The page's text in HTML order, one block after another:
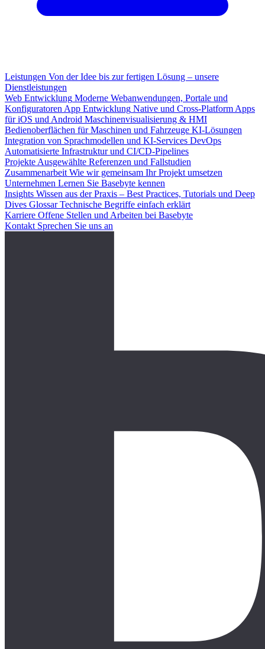
Leistungen Von der Idee bis zur fertigen Lösung – unsere
Dienstleistungen
Web Entwicklung Moderne Webanwendungen, Portale und
Konfiguratoren App Entwicklung Native und Cross-Platform Apps
für iOS und Android Maschinenvisualisierung & HMI
Bedienoberflächen für Maschinen und Fahrzeuge KI-Lösungen
Integration von Sprachmodellen und KI-Services DevOps
Automatisierte Infrastruktur und CI/CD-Pipelines
Projekte Ausgewählte Referenzen und Fallstudien
Zusammenarbeit Wie wir gemeinsam Ihr Projekt umsetzen
Unternehmen Lernen Sie Basebyte kennen
Insights Wissen aus der Praxis – Best Practices, Tutorials und Deep
Dives Glossar Technische Begriffe einfach erklärt
Karriere Offene Stellen und Arbeiten bei Basebyte
Kontakt Sprechen Sie uns an